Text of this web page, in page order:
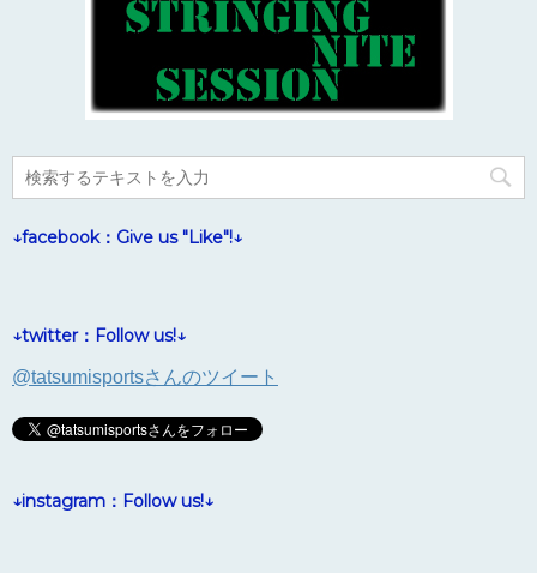
↓facebook：Give us "Like"!↓
↓twitter：Follow us!↓
@tatsumisportsさんのツイート
↓instagram：Follow us!↓